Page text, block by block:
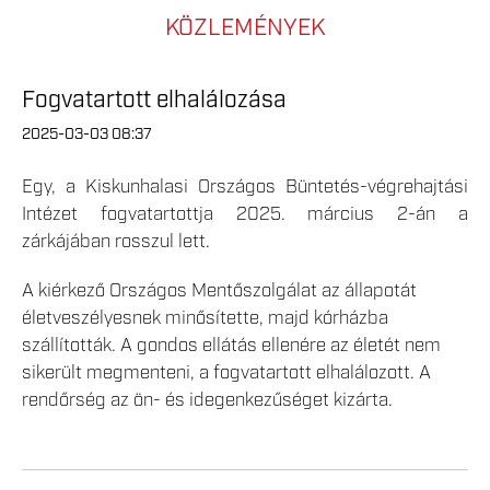
KÖZLEMÉNYEK
Fogvatartott elhalálozása
2025-03-03 08:37
Egy, a Kiskunhalasi Országos Büntetés-végrehajtási
Intézet fogvatartottja 2025. március 2-án a
zárkájában rosszul lett.
A kiérkező Országos Mentőszolgálat az állapotát
életveszélyesnek minősítette, majd kórházba
szállították. A gondos ellátás ellenére az életét nem
sikerült megmenteni, a fogvatartott elhalálozott. A
rendőrség az ön- és idegenkezűséget kizárta.